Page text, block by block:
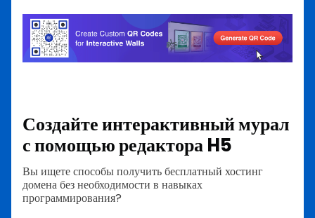
Создайте интерактивный мурал
с помощью редактора H5
Вы ищете способы получить бесплатный хостинг
домена без необходимости в навыках
программирования?